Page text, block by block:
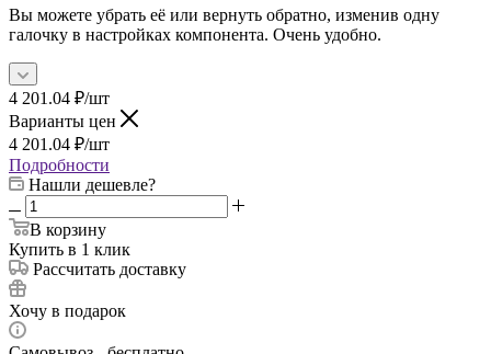
Вы можете убрать её или вернуть обратно, изменив одну
галочку в настройках компонента. Очень удобно.
4 201.04 ₽/шт
Варианты цен
4 201.04 ₽/шт
Подробности
Нашли дешевле?
В корзину
Купить в 1 клик
Рассчитать доставку
Хочу в подарок